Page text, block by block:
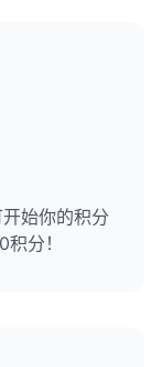
始你的积分
分！